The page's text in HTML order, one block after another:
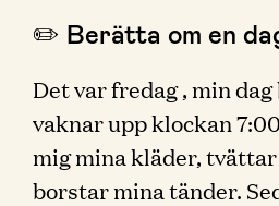
✏️ Berätta om en
Det var fredag , min
vaknar upp klockan
mig mina kläder,
borstar mina tänder.